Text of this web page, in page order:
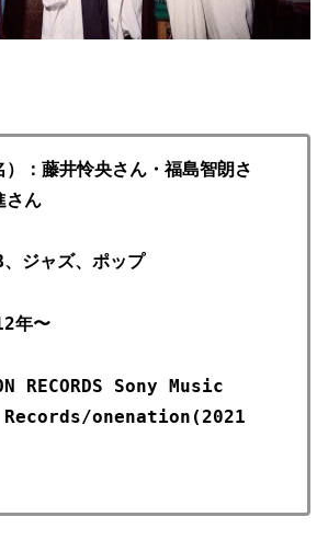
）：藤井怜央さん・福島智朗さ
さん
、ジャズ、ポップ
年〜
RECORDS Sony Music
onenation(2021